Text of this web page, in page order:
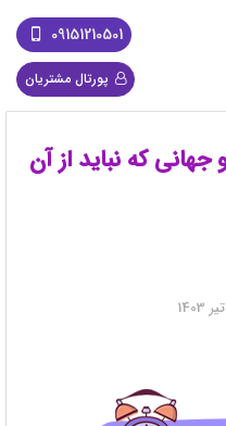
09151210501
پورتال مشتریان
که نباید از آن